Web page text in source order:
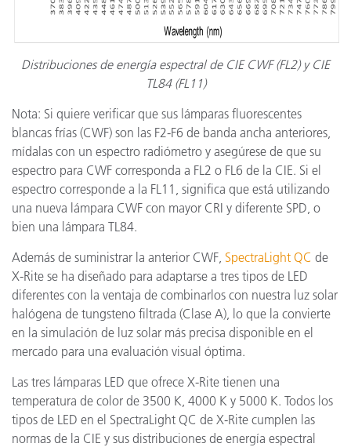
Distribuciones de energía espectral de CIE CWF (FL2) y CIE
TL84 (FL11)
Nota: Si quiere verificar que sus lámparas fluorescentes
blancas frías (CWF) son las F2-F6 de banda ancha anteriores,
mídalas con un espectro radiómetro y asegúrese de que su
espectro para CWF corresponda a FL2 o FL6 de la CIE. Si el
espectro corresponde a la FL11, significa que está utilizando
una nueva lámpara CWF con mayor CRI y diferente SPD, o
bien una lámpara TL84.
Además de suministrar la anterior CWF, SpectraLight QC de
X-Rite se ha diseñado para adaptarse a tres tipos de LED
diferentes con la ventaja de combinarlos con nuestra luz solar
halógena de tungsteno filtrada (Clase A), lo que la convierte
en la simulación de luz solar más precisa disponible en el
mercado para una evaluación visual óptima.
Las tres lámparas LED que ofrece X-Rite tienen una
temperatura de color de 3500 K, 4000 K y 5000 K. Todos los
tipos de LED en el SpectraLight QC de X-Rite cumplen las
normas de la CIE y sus distribuciones de energía espectral